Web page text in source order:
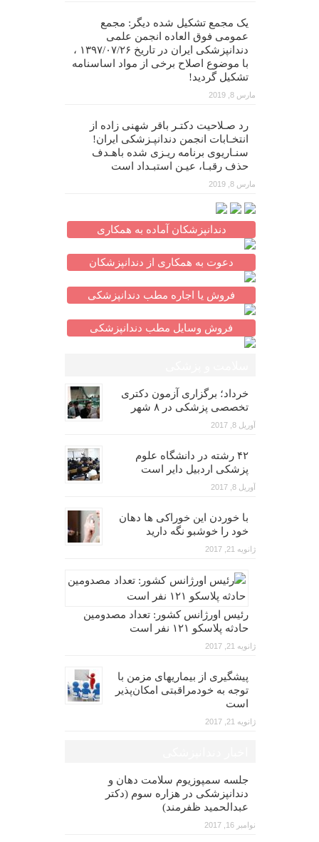
یک مجمع تشکیل شده دیگر: مجمع
عمومی فوق العاده انجمن علمی
دندانپزشکی ایران در تاریخ ۱۳۹۷/۰۷/۲۶ ،
با موضوع اصلاح برخی از مواد اساسنامه
تشکیل گردید!
مارس 8, 2019
رد صـلاحیت دکتـر باقر شهنی زاده از
انتخـابات انجمن دندانپـزشکی ایران!
سنـاریوی برنامه ریـزی شده باهـدف
حذف رقبـا، عیـن استبـداد است
مارس 8, 2019
دندانپزشکان آماده به همکاری
دعوت به همکاری از دندانپزشکان
فروش یا اجاره مطب دندانپزشکی
فروش وسایل مطب دندانپزشکی
خرداد؛ برگزاری آزمون دکتری
تخصصی پزشکی در ۸ شهر
آوریل 8, 2017
۴۲ رشته در دانشگاه علوم
پزشکی اردبیل دایر است
آوریل 8, 2017
با خوردن این خوراکی ها دهان
خود را خوشبو نگه دارید
ژانویه 21, 2017
رئیس اورژانس کشور: تعداد مصدومین
حادثه پلاسکو ۱۲۱ نفر است
ژانویه 21, 2017
پیشگیری از بیماریهای مزمن با
توجه به خودمراقبتی امکان‌پذیر
است
ژانویه 21, 2017
جلسه سمپوزیوم سلامت دهان و
دندانپزشکی در هزاره سوم (دکتر
عبدالحمید ظفرمند)
نوامبر 16, 2017